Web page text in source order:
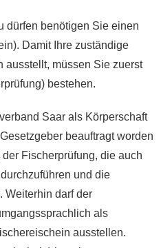
dürfen benötigen Sie einen
Damit Ihre zuständige
ausstellt, müssen Sie zuerst
bestehen.
Saar als Körperschaft
beauftragt worden
Fischerprüfung, die auch
und die
Weiterhin darf der
als
ausstellen.